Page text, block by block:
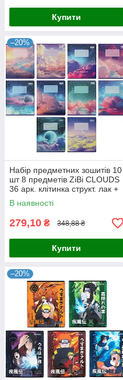
Купити
–20%
Набір предметних зошитів 10
шт 8 предметів ZiBi CLOUDS
36 арк. клітинка структ. лак +
вибір. УФ-лак
В наявності
279,10 ₴ 348,88 ₴
Купити
–20%